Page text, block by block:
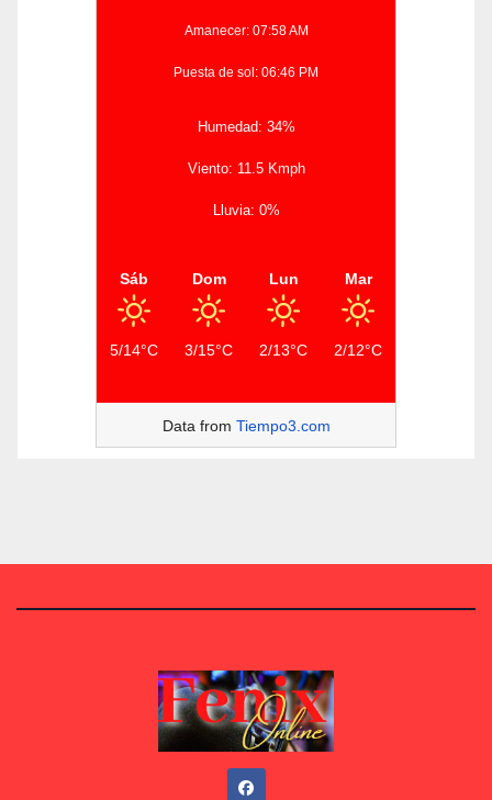
Amanecer: 07:58 AM
Puesta de sol: 06:46 PM
Humedad: 34%
Viento: 11.5 Kmph
Lluvia: 0%
Sáb
5/14°C
Dom
3/15°C
Lun
2/13°C
Mar
2/12°C
Data from Tiempo3.com